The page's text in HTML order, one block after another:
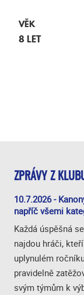
VĚK
8 LET
ZPRÁVY Z
10.7.2026 -
napříč všemi
Každá úspěšná
najdou hráči,
uplynulém
pravidelně
svým týmům k